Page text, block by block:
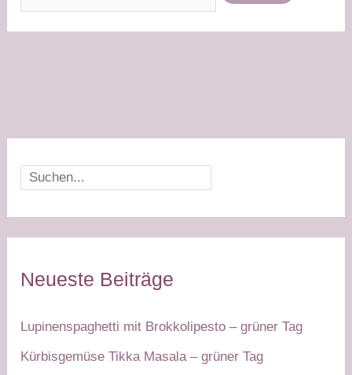
Suchen
Neueste Beiträge
Lupinenspaghetti mit Brokkolipesto – grüner Tag
Kürbisgemüse Tikka Masala – grüner Tag